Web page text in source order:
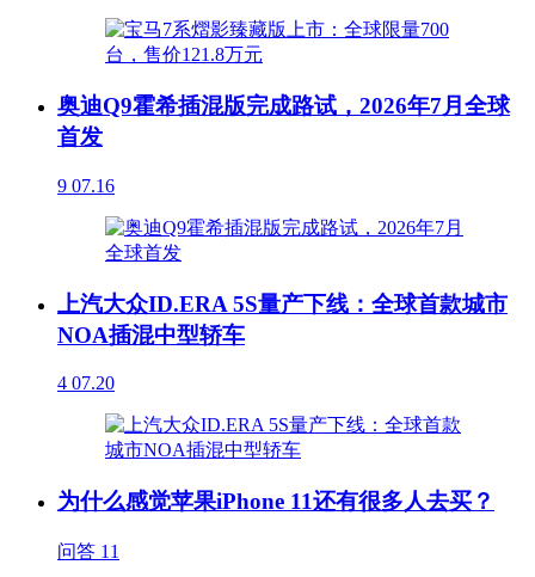
奥迪Q9霍希插混版完成路试，2026年7月全球
首发
9 07.16
上汽大众ID.ERA 5S量产下线：全球首款城市
NOA插混中型轿车
4 07.20
为什么感觉苹果iPhone 11还有很多人去买？
问答 11